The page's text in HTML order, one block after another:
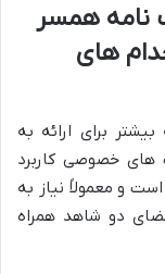
نامه همسر
های
برای ارائه به
های خصوصی کاربرد
و معمولاً نیاز به
دو شاهد همراه